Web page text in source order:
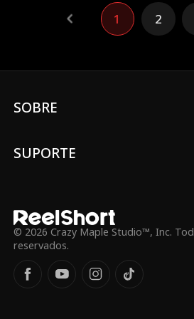
cumprir um
família. O que ela
noivo é
1 2
SOBRE
SUPORTE
© 2026 Crazy Maple Studio™, Inc.
reservados.